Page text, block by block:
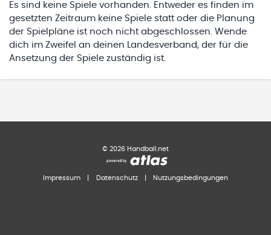
Es sind keine Spiele vorhanden. Entweder es finden im
gesetzten Zeitraum keine Spiele statt oder die Planung
der Spielpläne ist noch nicht abgeschlossen. Wende
dich im Zweifel an deinen Landesverband, der für die
Ansetzung der Spiele zuständig ist.
© 2026 Handball.net
Impressum Datenschutz Nutzungsbedingungen